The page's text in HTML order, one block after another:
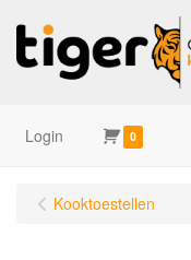
Login 0
Kooktoestellen